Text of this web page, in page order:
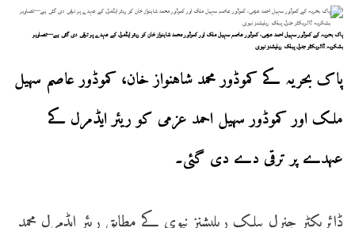
پاک بحریہ کے کموڈور سہیل احمد عزمی، کموڈور عاصم سہیل ملک اور کموڈور محمد شاہنواز خان کو ریئر ایڈمرل کے عہدے پر ترقی دی گئی ہے—تصاویر
بشکریہ ڈائریکٹر جنرل پبلک ریلیشنز نیوی
پاک بحریہ کے کموڈور محمد شاہنواز خان، کموڈور عاصم سہیل
ملک اور کموڈور سہیل احمد عزمی کو ریئر ایڈمرل کے
عہدے پر ترقی دے دی گئی۔